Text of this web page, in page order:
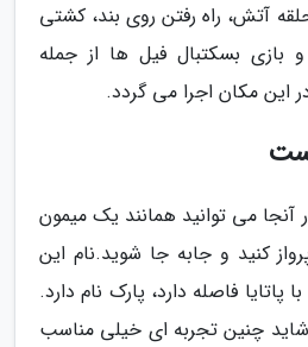
آتش، راه رفتن روی بند، کشتی
بازی بسکتبال فیل ها از جمله
مکان اجرا می گردد.
آنجا می توانید همانند یک میمون
کنید و جابه جا شوید.نام این
فاصله دارد، پارک نام دارد.
شاید چنین تجربه ای خیلی مناسب